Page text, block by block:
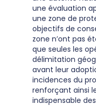
une évaluation
une zone de
objectifs de
zone n’ont pas
que seules les
délimitation
avant leur
incidences du
renforçant ainsi
indispensable